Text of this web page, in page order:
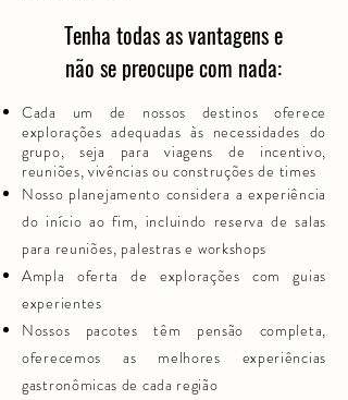
Tenha todas as vantagens e
não se preocupe com nada:
Cada um de nossos destinos oferece
explorações adequadas às necessidades do
grupo, seja para viagens de incentivo,
reuniões, vivências ou construções de times
Nosso planejamento considera a experiência
do início ao fim, incluindo reserva de salas
para reuniões, palestras e workshops
Ampla oferta de explorações com guias
experientes
Nossos pacotes têm pensão completa,
oferecemos as melhores experiências
gastronômicas de cada região